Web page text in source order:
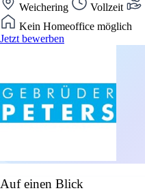
Weichering Vollzeit
Kein Homeoffice möglich
Jetzt bewerben
Auf einen Blick